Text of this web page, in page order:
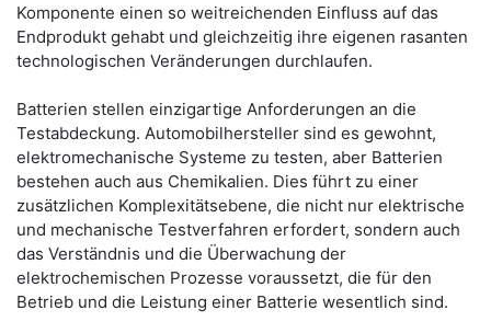
Komponente einen so weitreichenden Einfluss auf das
Endprodukt gehabt und gleichzeitig ihre eigenen rasanten
technologischen Veränderungen durchlaufen.
Batterien stellen einzigartige Anforderungen an die
Testabdeckung. Automobilhersteller sind es gewohnt,
elektromechanische Systeme zu testen, aber Batterien
bestehen auch aus Chemikalien. Dies führt zu einer
zusätzlichen Komplexitätsebene, die nicht nur elektrische
und mechanische Testverfahren erfordert, sondern auch
das Verständnis und die Überwachung der
elektrochemischen Prozesse voraussetzt, die für den
Betrieb und die Leistung einer Batterie wesentlich sind.